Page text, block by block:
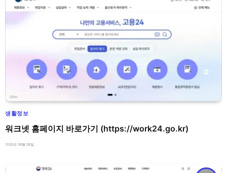
생활정보
워크넷 홈페이지 바로가기 (https://work24.go.kr)
2026년 08월 08일